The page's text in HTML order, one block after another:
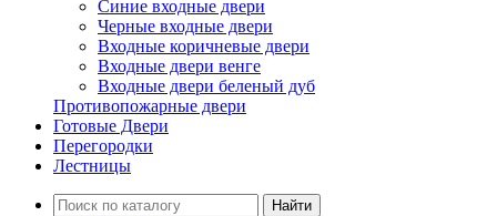
Синие входные двери
Черные входные двери
Входные коричневые двери
Входные двери венге
Входные двери беленый дуб
Противопожарные двери
Готовые Двери
Перегородки
Лестницы
Найти